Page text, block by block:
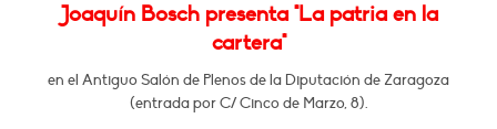
Joaquín Bosch presenta "La patria en la
cartera"
en el Antiguo Salón de Plenos de la Diputación de Zaragoza
(entrada por C/ Cinco de Marzo, 8).